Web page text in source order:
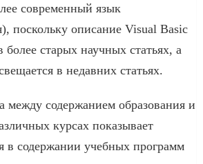
современный язык
поскольку описание Visual Basic
более старых научных статьях, а
в недавних статьях.
между содержанием образования и
курсах показывает
в содержании учебных программ